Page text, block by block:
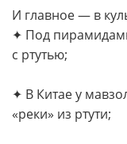
И главное — в
✦ Под
с ртутью;
✦ В Китае у
«реки» из ртути;